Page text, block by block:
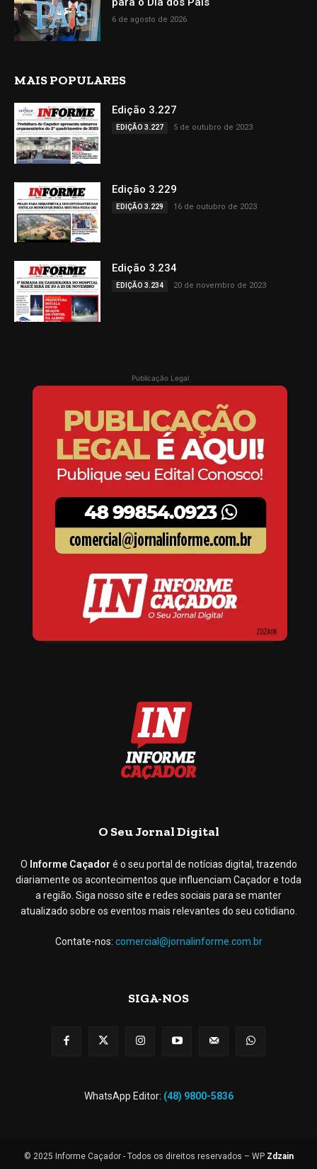
6 de agosto de 2026
MAIS POPULARES
Edição 3.227
EDIÇÃO 3.227 5 de outubro de 2023
Edição 3.229
EDIÇÃO 3.229 16 de outubro de 2023
Edição 3.234
EDIÇÃO 3.234 20 de novembro de 2023
Publicação Legal
O Seu Jornal Digital
O Informe Caçador é o seu portal de notícias digital, trazendo
diariamente os acontecimentos que influenciam Caçador e toda
a região. Siga nosso site e redes sociais para se manter
atualizado sobre os eventos mais relevantes do seu cotidiano.
Contate-nos: comercial@jornalinforme.com.br
SIGA-NOS
WhatsApp Editor: (48) 9800-5836
© 2025 Informe Caçador - Todos os direitos reservados – WP Zdzain